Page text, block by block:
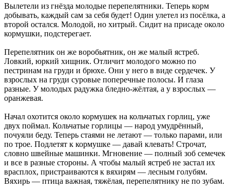
Вылетели из гнёзда молодые перепелятники. Теперь корм
добывать, каждый сам за себя будет! Один улетел из посёлка, а
второй остался. Молодой, но хитрый. Сидит на присаде около
кормушки, подстерегает.
Перепелятник он же воробьятник, он же малый ястреб.
Ловкий, юркий хищник. Отличит молодого можно по
пестринам на груди и брюхе. Они у него в виде сердечек. У
взрослых на груди суровые поперечные полосы. И глаза
разные. У молодых радужка бледно-жёлтая, а у взрослых —
оранжевая.
Начал охотится около кормушек на кольчатых горлиц, уже
двух поймал. Кольчатые горлицы — народ умудрённый,
почуяли беду. Теперь стаями не летают — только парами, или
по трое. Подлетят к кормушке — давай клевать! Строчат,
словно швейные машинки. Мгновение — полный зоб семечек
и все в разные стороны. А чтобы малый ястреб не застал их
врасплох, пристраиваются к вяхирям — лесным голубям.
Вяхирь — птица важная, тяжёлая, перепелятнику не по зубам.